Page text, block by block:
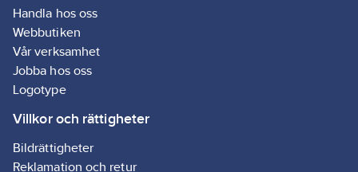
50x80 cm absorberar
stora mängder vatten
och lämnar ytan torr.
Fyra sprutmunstycken
ingår för enkel
vätskorna.
Artikelnr: 5044047351
Ägarens
Handla hos oss
Webbutiken
Vår verksamhet
Jobba hos oss
Logotype
Villkor och rättigheter
Bildrättigheter
Reklamation och retur